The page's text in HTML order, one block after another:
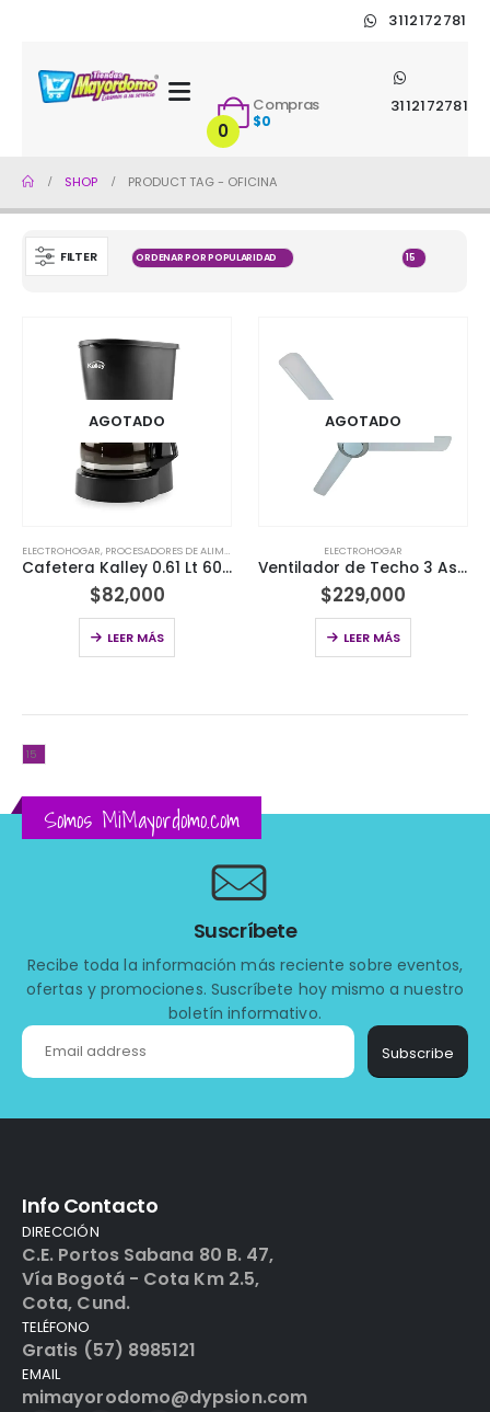
3112172781
3112172781
0
Compras
$0
SHOP PRODUCT TAG - OFICINA
FILTER
AGOTADO
ELECTROHOGAR, PROCESADORES DE ALIMENTOS
Cafetera Kalley 0.61 Lt 600W K-Mcm4N
$82,000
LEER MÁS
AGOTADO
ELECTROHOGAR
Ventilador de Techo 3 Aspas Mod Hevti56-B Home Elements
$229,000
LEER MÁS
Somos MiMayordomo.com
Suscríbete
Recibe toda la información más reciente sobre eventos,
ofertas y promociones. Suscríbete hoy mismo a nuestro
boletín informativo.
Subscribe
Info Contacto
DIRECCIÓN
C.E. Portos Sabana 80 B. 47,
Vía Bogotá - Cota Km 2.5,
Cota, Cund.
TELÉFONO
Gratis (57) 8985121
EMAIL
mimayorodomo@dypsion.com